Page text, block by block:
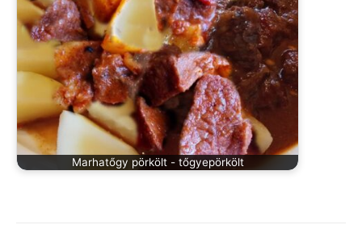
Marhatőgy pörkölt - tőgyepörkölt